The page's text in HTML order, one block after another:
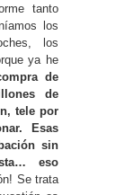
tanto
los
los
ya he
de
de
tele por
Esas
sin
eso
Se trata